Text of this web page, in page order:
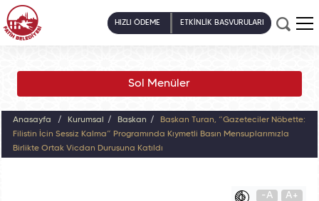
HIZLI ÖDEME ETKİNLİK BAŞVURULARI
Sol Menüler
Anasayfa Kurumsal Başkan
Başkan Turan, “Gazeteciler Nöbette:
Filistin İçin Sessiz Kalma” Programında Kıymetli Basın Mensuplarımızla
Birlikte Ortak Vicdan Duruşuna Katıldı
-A A+